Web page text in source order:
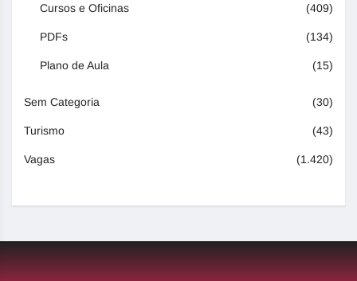
Cursos e Oficinas (409)
PDFs (134)
Plano de Aula (15)
Sem Categoria (30)
Turismo (43)
Vagas (1.420)